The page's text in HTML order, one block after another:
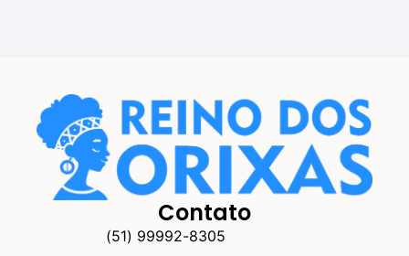
Contato
(51) 99992-8305